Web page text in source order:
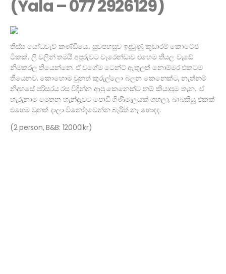
(Yala – 077 2926129)
තිස්ස යෝධවැව් කණ්ඩියෙ.. සුවපහසුව ඉදුවුණු කූඩාරම් කොටේජ
ටිකක්. ලී වලින් තමයි අපූරුවට වැරෙන්ඩාව එහෙම තියල වැඩේ
නිමකරල තියෙන්නෙ. ඒ වගේම ටෙන්ට් ඇතුලත් නොම්මර එකටම
තියෙනව. කොහොම වුනත් කුරුල්ලො බලන කෙනෙක්ට, නැත්නම්
නිදහසේ පරිසරය රස විඳින්න ආපු කෙනෙක්ට නම් කියාපුම තැන.. ඒ
හැරුනාම මෙතන හැන්දෑවට පොඩි ගිණිමැලයක් ගහලා, බාබකියු එකක්
එහෙම වුනත් දාලා විනෝදවෙන්න බැරිත් නෑ හොඳද.
(2 person, B&B: 12000lkr)